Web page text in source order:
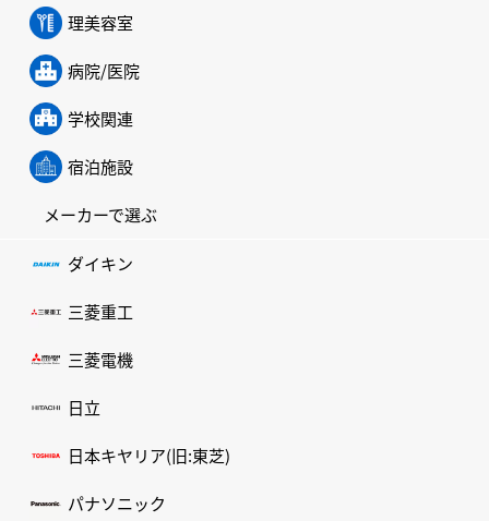
理美容室
病院/医院
学校関連
宿泊施設
メーカーで選ぶ
ダイキン
三菱重工
三菱電機
日立
日本キヤリア(旧:東芝)
パナソニック